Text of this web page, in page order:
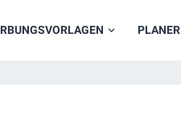
PLANER